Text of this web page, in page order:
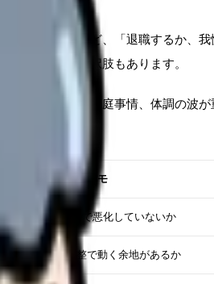
持ちが強いほど、「退職するか、我
、間にある選択肢もあります。
できる相手、家庭事情、体調の波が
判断に使うメモ
直近2週間で悪化していないか
相談や調整で動く余地があるか